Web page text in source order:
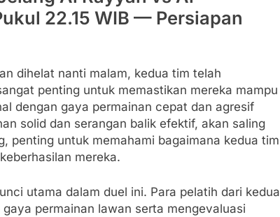
22.15 WIB — Persiapan
dihelat nanti malam, kedua tim telah
penting untuk memastikan mereka mampu
dengan gaya permainan cepat dan agresif
solid dan serangan balik efektif, akan saling
penting untuk memahami bagaimana kedua tim
mereka.
utama dalam duel ini. Para pelatih dari kedua
permainan lawan serta mengevaluasi